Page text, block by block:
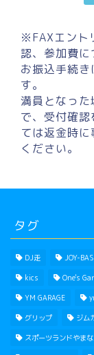
※FAXエント
認、参加費に
お振込手続
す。
満員となっ
で、受付確
ては返金時
ください。
タグ
DJ走 JOY-
kics One's
YM GARAGE
グリップ ジム
スポーツランドやま